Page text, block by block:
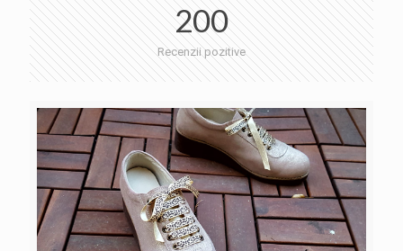
200
Recenzii pozitive